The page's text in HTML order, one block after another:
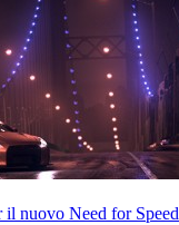
nuovo Need for Speed